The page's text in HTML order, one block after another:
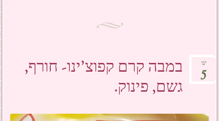
במבה קרם קפוצ'ינו- חורף,
גשם, פינוק.
ינו
5